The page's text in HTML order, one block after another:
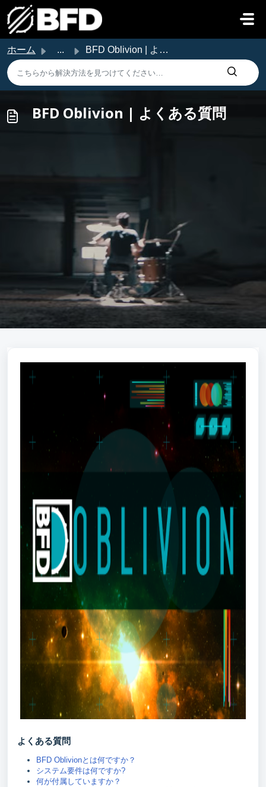
メインコンテンツに移動
ホーム ... BFD Oblivion | よくある質問
BFD Oblivion | よくある質問
よくある質問
BFD Oblivionとは何ですか？
システム要件は何ですか?
何が付属していますか？